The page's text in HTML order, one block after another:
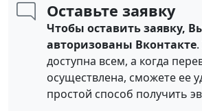
Оставьте заявку
Чтобы оставить заявку,
авторизованы Вконтакте
доступна всем, а когда
осуществлена, сможете ее
простой способ получить